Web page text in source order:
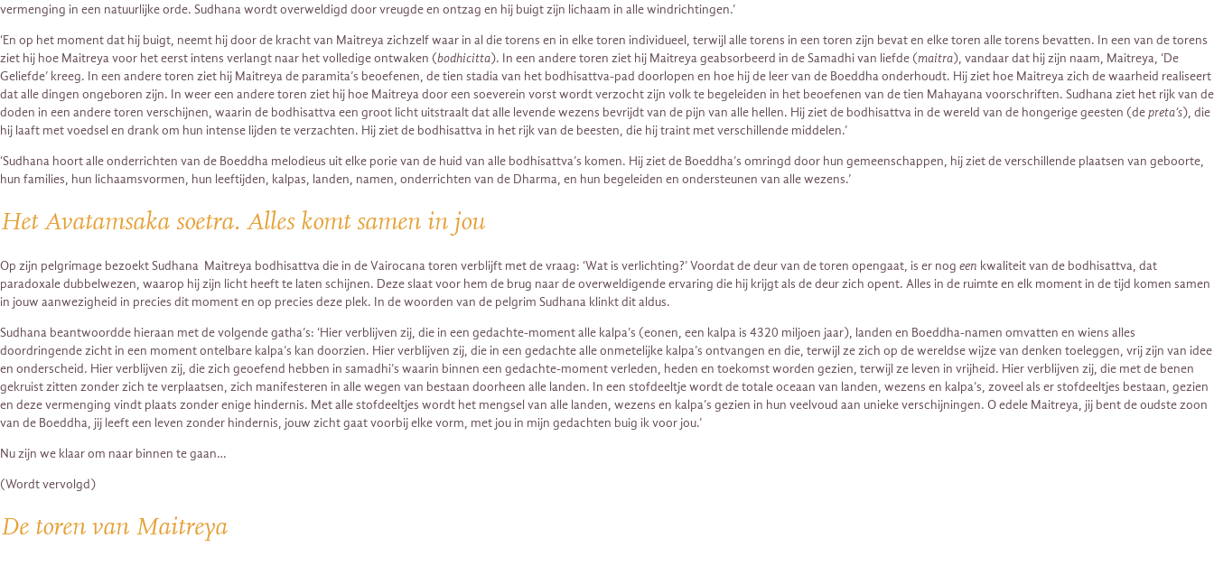
vermenging in een natuurlijke orde. Sudhana wordt overweldigd door vreugde en ontzag en hij buigt zijn lichaam in alle windrichtingen.’
‘En op het moment dat hij buigt, neemt hij door de kracht van Maitreya zichzelf waar in al die torens en in elke toren individueel, terwijl alle torens in een toren zijn bevat en elke toren alle torens bevatten. In een van de torens
ziet hij hoe Maitreya voor het eerst intens verlangt naar het volledige ontwaken (bodhicitta). In een andere toren ziet hij Maitreya geabsorbeerd in de Samadhi van liefde (maitra), vandaar dat hij zijn naam, Maitreya, ‘De
Geliefde’ kreeg. In een andere toren ziet hij Maitreya de paramita’s beoefenen, de tien stadia van het bodhisattva-pad doorlopen en hoe hij de leer van de Boeddha onderhoudt. Hij ziet hoe Maitreya zich de waarheid realiseert
dat alle dingen ongeboren zijn. In weer een andere toren ziet hij hoe Maitreya door een soeverein vorst wordt verzocht zijn volk te begeleiden in het beoefenen van de tien Mahayana voorschriften. Sudhana ziet het rijk van de
doden in een andere toren verschijnen, waarin de bodhisattva een groot licht uitstraalt dat alle levende wezens bevrijdt van de pijn van alle hellen. Hij ziet de bodhisattva in de wereld van de hongerige geesten (depreta’s), die
hij laaft met voedsel en drank om hun intense lijden te verzachten. Hij ziet de bodhisattva in het rijk van de beesten, die hij traint met verschillende middelen.’
‘Sudhana hoort alle onderrichten van de Boeddha melodieus uit elke porie van de huid van alle bodhisattva’s komen. Hij ziet de Boeddha’s omringd door hun gemeenschappen, hij ziet de verschillende plaatsen van geboorte,
hun families, hun lichaamsvormen, hun leeftijden, kalpas, landen, namen, onderrichten van de Dharma, en hun begeleiden en ondersteunen van alle wezens.’
Het Avatamsaka soetra. Alles komt samen in jou
Op zijn pelgrimage bezoekt Sudhana Maitreya bodhisattva die in de Vairocana toren verblijft met de vraag: ‘Wat is verlichting?’ Voordat de deur van de toren opengaat, is er nog een kwaliteit van de bodhisattva, dat
paradoxale dubbelwezen, waarop hij zijn licht heeft te laten schijnen. Deze slaat voor hem de brug naar de overweldigende ervaring die hij krijgt als de deur zich opent. Alles in de ruimte en elk moment in de tijd komen samen
in jouw aanwezigheid in precies dit moment en op precies deze plek. In de woorden van de pelgrim Sudhana klinkt dit aldus.
Sudhana beantwoordde hieraan met de volgende gatha’s: ‘Hier verblijven zij, die in een gedachte-moment alle kalpa’s (eonen, een kalpa is 4320 miljoen jaar), landen en Boeddha-namen omvatten en wiens alles
doordringende zicht in een moment ontelbare kalpa’s kan doorzien. Hier verblijven zij, die in een gedachte alle onmetelijke kalpa’s ontvangen en die, terwijl ze zich op de wereldse wijze van denken toeleggen, vrij zijn van idee
en onderscheid. Hier verblijven zij, die zich geoefend hebben in samadhi’s waarin binnen een gedachte-moment verleden, heden en toekomst worden gezien, terwijl ze leven in vrijheid. Hier verblijven zij, die met de benen
gekruist zitten zonder zich te verplaatsen, zich manifesteren in alle wegen van bestaan doorheen alle landen. In een stofdeeltje wordt de totale oceaan van landen, wezens en kalpa’s, zoveel als er stofdeeltjes bestaan, gezien
en deze vermenging vindt plaats zonder enige hindernis. Met alle stofdeeltjes wordt het mengsel van alle landen, wezens en kalpa’s gezien in hun veelvoud aan unieke verschijningen. O edele Maitreya, jij bent de oudste zoon
van de Boeddha, jij leeft een leven zonder hindernis, jouw zicht gaat voorbij elke vorm, met jou in mijn gedachten buig ik voor jou.’
Nu zijn we klaar om naar binnen te gaan…
(Wordt vervolgd)
De toren van Maitreya